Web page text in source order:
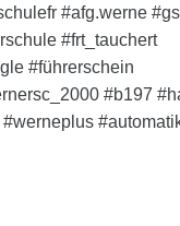
#afg.werne
#frt_tauchert
#führerschein
#b197